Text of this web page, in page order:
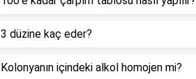
3 düzine kaç eder?
Kolonyanın içindeki alkol homojen mi?